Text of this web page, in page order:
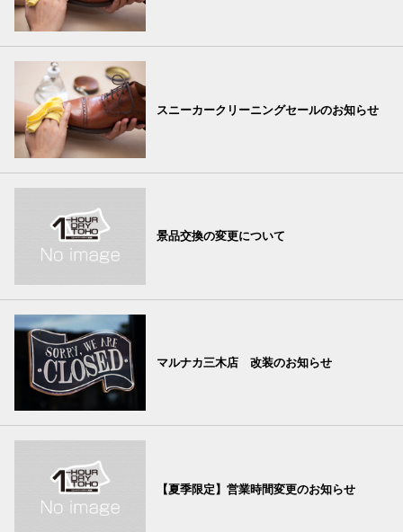
スニーカークリーニングセールのお知らせ
景品交換の変更について
マルナカ三木店 改装のお知らせ
【夏季限定】営業時間変更のお知らせ